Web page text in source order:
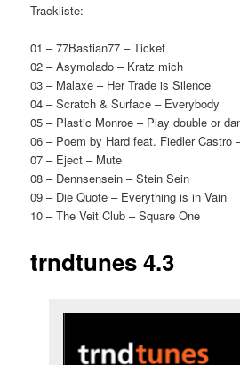
Trackliste:
01 – 77Bastian77 – Ticket
02 – Asymolado – Kratz mich
03 – Malaxe – Her Trade is Silence
04 – Scratch & Surface – Everybody
05 – Plastic Monroe – Play double or
06 – Poem by Hard feat. Fiedler Castro
07 – Eject – Mute
08 – Dennsensein – Stein Sein
09 – Die Quote – Everything is in Vain
10 – The Veit Club – Square One
trndtunes 4.3